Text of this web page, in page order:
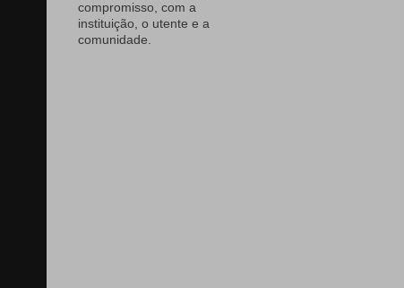
compromisso, com a
instituição, o utente e a
comunidade.